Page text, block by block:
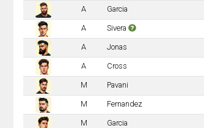
A Garcia
A Sivera
A Jonas
A Cross
M Pavani
M Fernandez
M Garcia